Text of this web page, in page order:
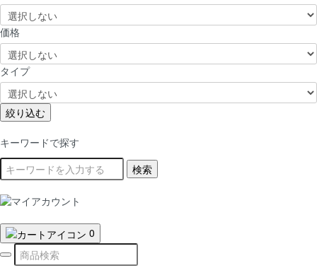
価格
タイプ
絞り込む
キーワードで探す
検索
0